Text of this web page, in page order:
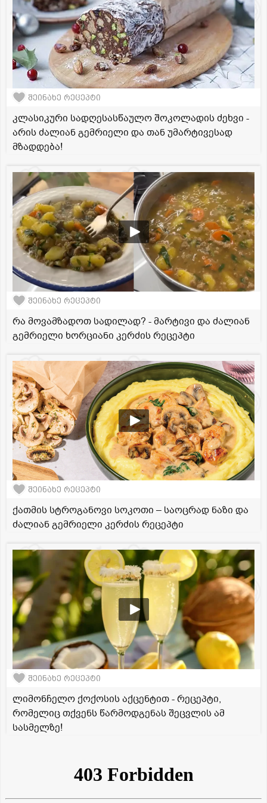
შეინახე რეცეპტი
კლასიკური სადღესასწაულო შოკოლადის ძეხვი -
არის ძალიან გემრიელი და თან უმარტივესად
მზადდება!
შეინახე რეცეპტი
რა მოვამზადოთ სადილად? - მარტივი და ძალიან
გემრიელი ხორციანი კერძის რეცეპტი
შეინახე რეცეპტი
ქათმის სტროგანოვი სოკოთი – საოცრად ნაზი და
ძალიან გემრიელი კერძის რეცეპტი
შეინახე რეცეპტი
ლიმონჩელო ქოქოსის აქცენტით - რეცეპტი,
რომელიც თქვენს წარმოდგენას შეცვლის ამ
სასმელზე!